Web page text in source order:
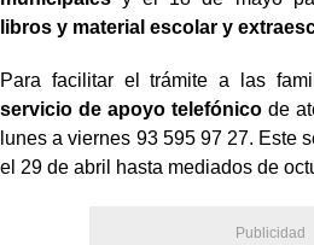
libros y material escolar y
Para facilitar el trámite a las
servicio de apoyo telefónicode
lunes a viernes 93 595 97 27. Este
el 29 de abril hasta mediados de